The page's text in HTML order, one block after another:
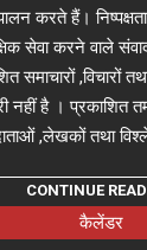
करते हैं।
सेवा करने वाले
समाचारों
है । प्रकाशित
,लेखकों तथा
CONTINUE
कैलेंडर